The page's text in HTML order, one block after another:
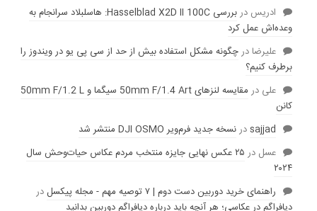
ادریس در
بررسی Hasselblad X2D II 100C: هاسلبلاد سرانجام به
وعده‌‌اش عمل کرد
عليرضادرچگونه مشکل استفاده بیش از حد از سی پی یو در ویندوز را
برطرف کنیم؟
علی در
مقایسه لنز‌های 50mm F/1.4 Art سیگما و 50mm F/1.2 L
کانن
sajjadدرنسخه جدید فرم‌ویر DJI OSMO منتشر شد
عسل در
۲۵ عکس نهایی جایزه منتخب مردم عکاس حیات‌وحش سال
۲۰۲۴
راهنمای خرید دوربین دست دوم | ۷ توصیه مهم - مجله پیکسل
در
دیافراگم در عکاسی؛ هر آنچه باید درباره دیافراگم دوربین بدانید